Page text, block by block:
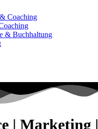
Coaching
& Buchhaltung
| Marketing |